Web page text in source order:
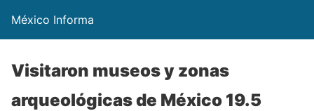
México Informa
Visitaron museos y zonas
arqueológicas de México 19.5